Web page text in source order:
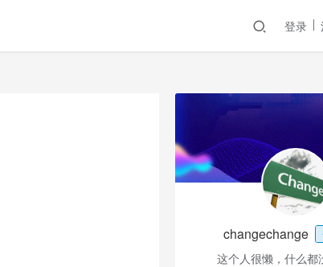
登录
changechange
这个人很懒，什么都